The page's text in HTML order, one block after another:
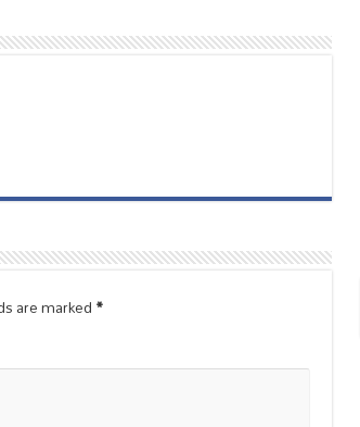
are marked*